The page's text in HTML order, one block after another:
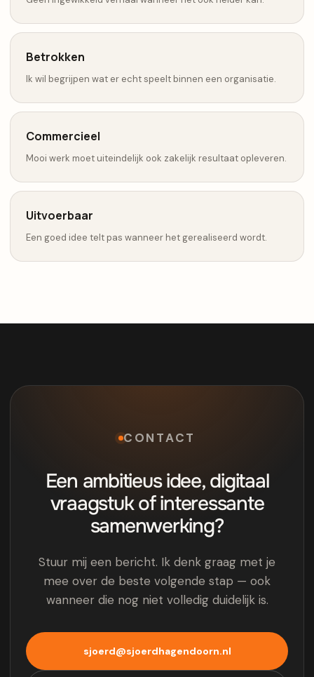
Betrokken
Ik wil begrijpen wat er echt speelt binnen een organisatie.
Commercieel
Mooi werk moet uiteindelijk ook zakelijk resultaat opleveren.
Uitvoerbaar
Een goed idee telt pas wanneer het gerealiseerd wordt.
CONTACT
Een ambitieus idee, digitaal
vraagstuk of interessante
samenwerking?
Stuur mij een bericht. Ik denk graag met je
mee over de beste volgende stap — ook
wanneer die nog niet volledig duidelijk is.
sjoerd@sjoerdhagendoorn.nl